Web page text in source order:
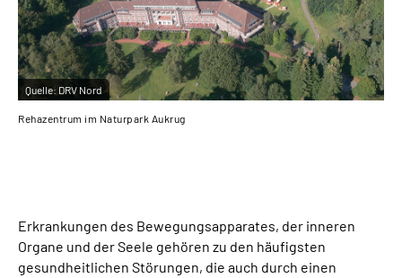
Quelle: DRV Nord
Rehazentrum im Naturpark Aukrug
Erkrankungen des Bewegungsapparates, der inneren
Organe und der Seele gehören zu den häufigsten
gesundheitlichen Störungen, die auch durch einen